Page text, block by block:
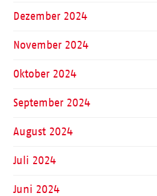
Dezember 2024
November 2024
Oktober 2024
September 2024
August 2024
Juli 2024
Juni 2024